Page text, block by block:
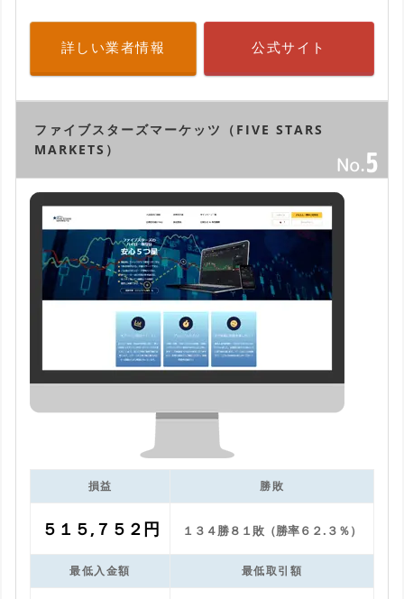
詳しい業者情報 公式サイト
ファイブスターズマーケッツ（FIVE STARS
MARKETS）
損益 勝敗
５１５,７５２円 １３４勝８１敗（勝率６２.３％）
最低入金額 最低取引額